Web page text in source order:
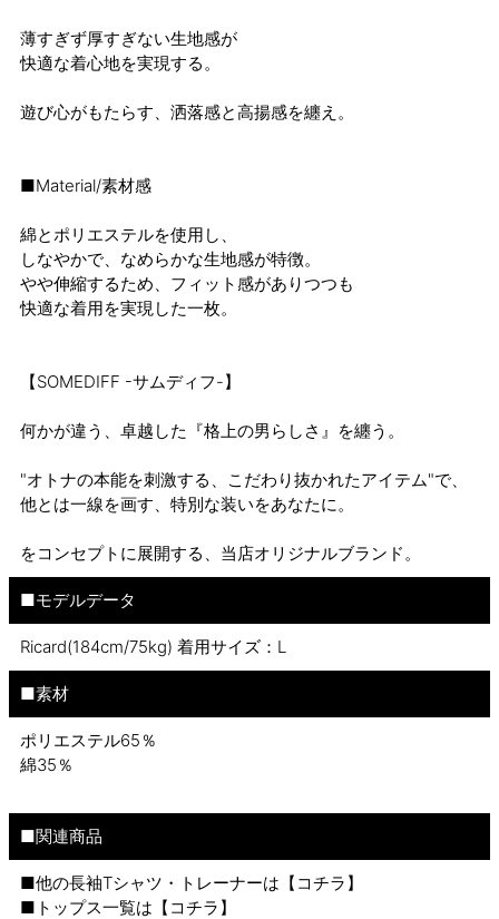
薄すぎず厚すぎない生地感が
快適な着心地を実現する。
遊び心がもたらす、洒落感と高揚感を纏え。
■Material/素材感
綿とポリエステルを使用し、
しなやかで、なめらかな生地感が特徴。
やや伸縮するため、フィット感がありつつも
快適な着用を実現した一枚。
【SOMEDIFF -サムディフ-】
何かが違う、卓越した『格上の男らしさ』を纏う。
"オトナの本能を刺激する、こだわり抜かれたアイテム"で、
他とは一線を画す、特別な装いをあなたに。
をコンセプトに展開する、当店オリジナルブランド。
■モデルデータ
Ricard(184cm/75kg) 着用サイズ：L
■素材
ポリエステル65％
綿35％
■関連商品
■他の長袖Tシャツ・トレーナーは【 コチラ 】
■トップス一覧は【 コチラ 】